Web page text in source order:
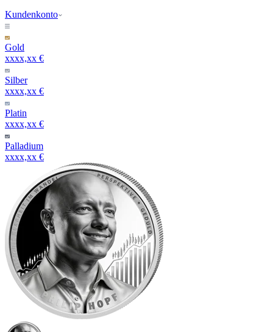
Kundenkonto
Gold
xxxx,xx €
Silber
xxxx,xx €
Platin
xxxx,xx €
Palladium
xxxx,xx €